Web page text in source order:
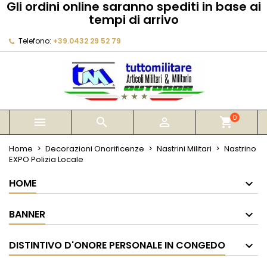
Gli ordini online saranno spediti in base ai
tempi di arrivo
Telefono: +39.0432 29 52 79
   shopping_cart0
Home Decorazioni Onorificenze Nastrini Militari
Nastrino
EXPO Polizia Locale
HOME
BANNER
DISTINTIVO D'ONORE PERSONALE IN CONGEDO
My wishlists
add_circle_outline Create new list
Crea lista dei desideri
Annulla Crea lista dei desideri
Devi avere effettuato l'accesso per salvare dei
prodotti nella tua lista dei desideri.
Annulla